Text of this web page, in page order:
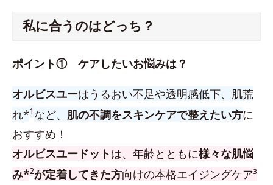
私に合うのはどっち？
ポイント① ケアしたいお悩みは？
オルビスユーはうるおい不足や透明感低下、肌荒
れ*1 など、 肌の不調をスキンケアで整えたい方に
おすすめ！
オルビスユードットは、年齢とともに様々な肌悩
み*2が定着してきた方向けの本格エイジングケア³